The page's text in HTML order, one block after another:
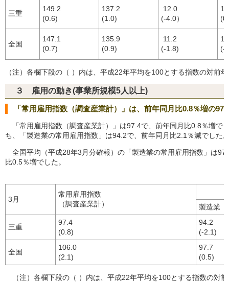
三重
149.2
(0.6)
137.2
(1.0)
12.0
(-4.0）
全国
147.1
(0.7)
135.9
(0.9)
11.2
(-1.8)
(-
（注）各欄下段の（ ）内は、平成22年平均を100とする指数の対前
３ 雇用の動き(事業所規模5人以上)
「常用雇用指数（調査産業計）」は、前年同月比0.8％増の
「常用雇用指数（調査産業計）」は97.4で、前年同月比0.8％増で
ち、「製造業の常用雇用指数」は94.2で、前年同月比2.1％減でした
全国平均（平成28年3月分確報）の「製造業の常用雇用指数」は
比0.5％増でした。
3月
常用雇用指数
（調査産業計）
製造業
三重
97.4
(0.8)
94.2
(-2.1)
全国
106.0
(2.1)
97.7
(0.5)
（注）各欄下段の（ ）内は、平成22年平均を100とする指数の対